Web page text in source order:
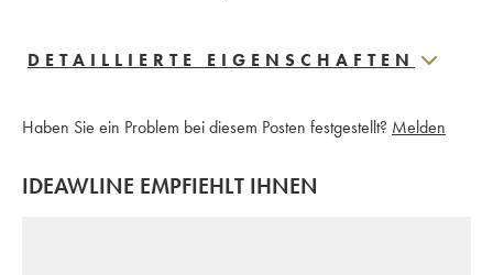
DETAILLIERTE EIGENSCHAFTEN
Haben Sie ein Problem bei diesem Posten festgestellt? Melden
IDEAWLINE EMPFIEHLT IHNEN